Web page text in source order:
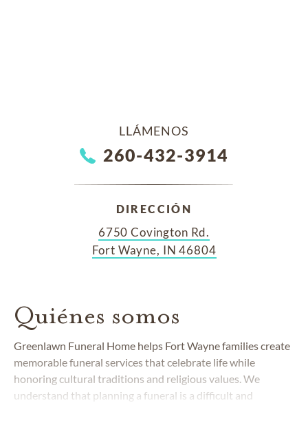
LLÁMENOS
260-432-3914
DIRECCIÓN
6750 Covington Rd.
Fort Wayne, IN 46804
Quiénes somos
Greenlawn Funeral Home helps Fort Wayne families create
memorable funeral services that celebrate life while
honoring cultural traditions and religious values. We
understand that planning a funeral is a difficult and